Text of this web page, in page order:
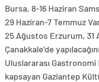
Bursa, 8-16 Haziran
29 Haziran-7 Temmuz
25 Ağustos Erzurum, 31
Çanakkale’de
Uluslararası
kapsayan Gaziantep